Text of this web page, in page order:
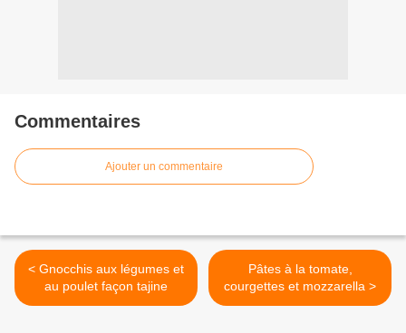
Commentaires
Ajouter un commentaire
< Gnocchis aux légumes et
au poulet façon tajine
Pâtes à la tomate,
courgettes et mozzarella >